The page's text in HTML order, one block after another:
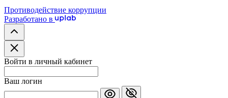
Противодействие коррупции
Разработано в
Войти в личный кабинет
Ваш логин